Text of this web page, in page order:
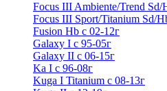
Focus III Ambiente/Trend Sd/
Focus III Sport/Titanium Sd/
Fusion Hb с 02-12г
Galaxy I с 95-05г
Galaxy II c 06-15г
Ka I с 96-08г
Kuga I Titanium с 08-13г